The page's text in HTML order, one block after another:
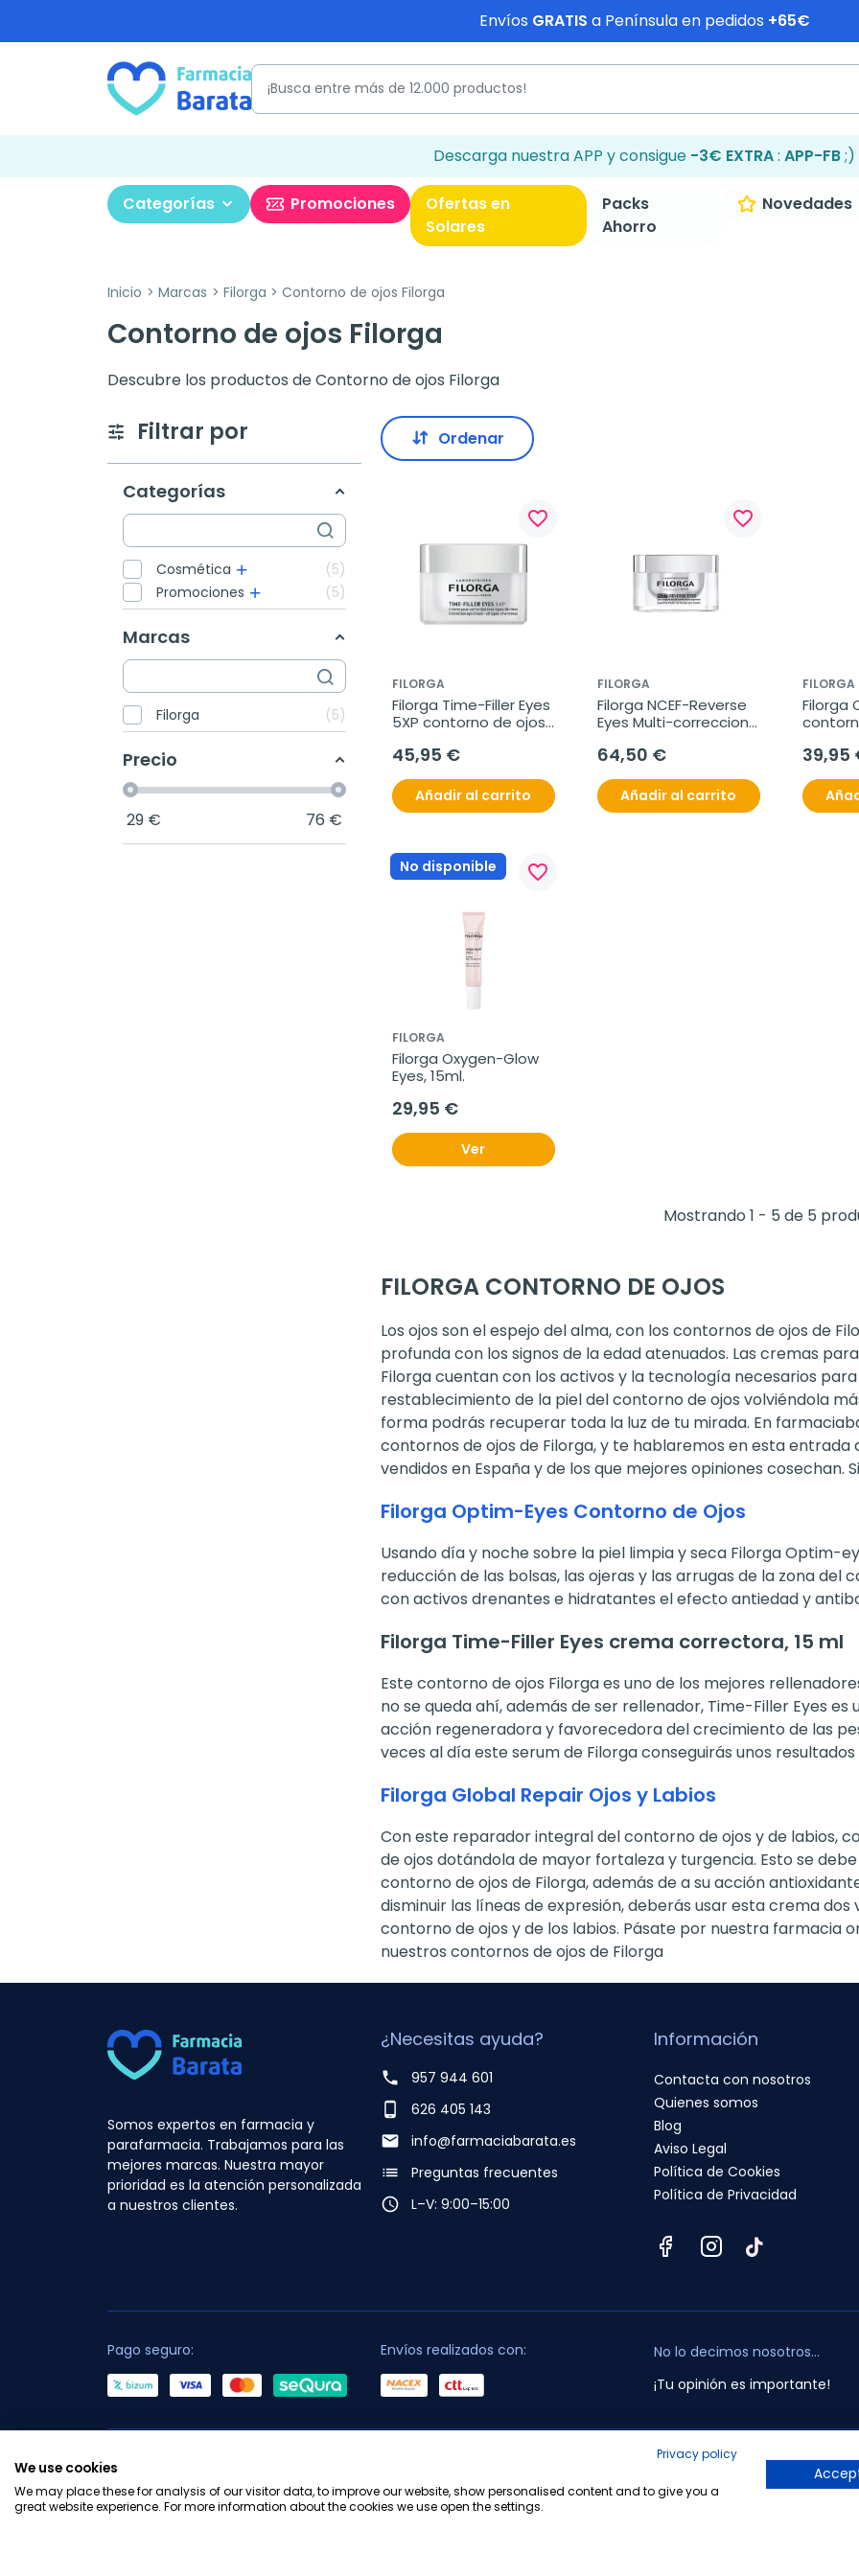
Envíos GRATIS a Península en pedidos +65€
Descarga nuestra APP y consigue -3€ EXTRA: APP-FB;)
Categorías Promociones
Ofertas en
Solares
Packs
Ahorro
Novedades
Inicio Marcas Filorga Contorno de ojos Filorga
Contorno de ojos Filorga
Descubre los productos de Contorno de ojos Filorga
Filtrar por
Categorías
Cosmética
5
Promociones
5
Marcas
Filorga 5
Precio
29 € 76 €
Ordenar
favorite_border
FILORGA
Filorga Time-Filler Eyes
5XP contorno de ojos
45,95 €
Añadir al carrito
favorite_border
FILORGA
Filorga NCEF-Reverse
Eyes Multi-correccion
64,50 €
Añadir al carrito
FILORGA
Filorga
39,95
No disponible favorite_border
FILORGA
Filorga Oxygen-Glow
Eyes, 15ml.
29,95 €
Ver
Mostrando 1 - 5 de 5
FILORGA CONTORNO DE OJOS
Los ojos son el espejo del alma, con los contornos de ojos de
profunda con los signos de la edad atenuados. Las cremas
Filorga cuentan con los activos y la tecnología necesarios
restablecimiento de la piel del contorno de ojos volviéndola
forma podrás recuperar toda la luz de tu mirada. En
contornos de ojos de Filorga, y te hablaremos en esta entrada
vendidos en España y de los que mejores opiniones cosechan.
Filorga Optim-Eyes Contorno de Ojos
Usando día y noche sobre la piel limpia y seca Filorga Optim-
reducción de las bolsas, las ojeras y las arrugas de la zona del
con activos drenantes e hidratantes el efecto antiedad y
Filorga Time-Filler Eyes crema correctora, 15 ml
Este contorno de ojos Filorga es uno de los mejores
no se queda ahí, además de ser rellenador, Time-Filler Eyes
acción regeneradora y favorecedora del crecimiento de las
veces al día este serum de Filorga conseguirás unos
Filorga Global Repair Ojos y Labios
Con este reparador integral del contorno de ojos y de labios,
de ojos dotándola de mayor fortaleza y turgencia. Esto se
contorno de ojos de Filorga, además de a su acción
disminuir las líneas de expresión, deberás usar esta crema
contorno de ojos y de los labios. Pásate por nuestra farmacia
nuestros contornos de ojos de Filorga
Somos expertos en farmacia y
parafarmacia. Trabajamos para las
mejores marcas. Nuestra mayor
prioridad es la atención personalizada
a nuestros clientes.
¿Necesitas ayuda?
phone
957 944 601
phone_android
626 405 143
email
info@farmaciabarata.es
list
Preguntas frecuentes
access_time
L–V: 9:00–15:00
Información
Contacta con nosotros
Quienes somos
Blog
Aviso Legal
Política de Cookies
Política de Privacidad
Pago seguro: Envíos realizados con:
No lo decimos nosotros...
¡Tu opinión es importante!
Copyright © 2010-2026 Farmacia Barata S.L. Todos los derechos
Privacy policy
We use cookies
We may place these for analysis of our visitor data, to improve our website, show personalised content and to give you a
great website experience. For more information about the cookies we use open the settings.